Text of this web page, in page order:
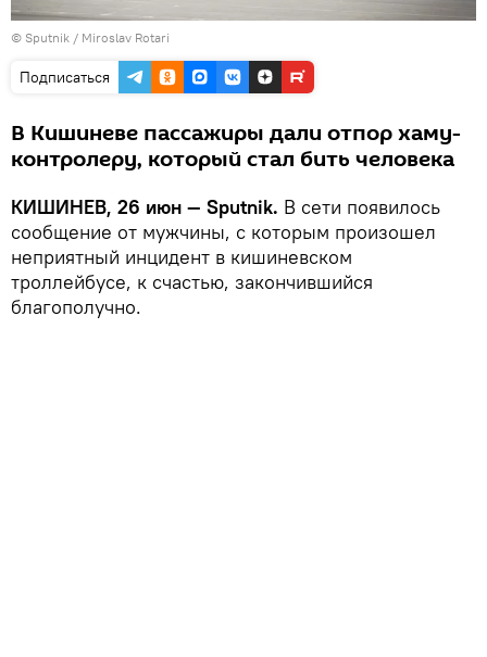
© Sputnik / Miroslav Rotari
Подписаться
В Кишиневе пассажиры дали отпор хаму-
контролеру, который стал бить человека
КИШИНЕВ, 26 июн — Sputnik. В сети появилось
сообщение от мужчины, с которым произошел
неприятный инцидент в кишиневском
троллейбусе, к счастью, закончившийся
благополучно.